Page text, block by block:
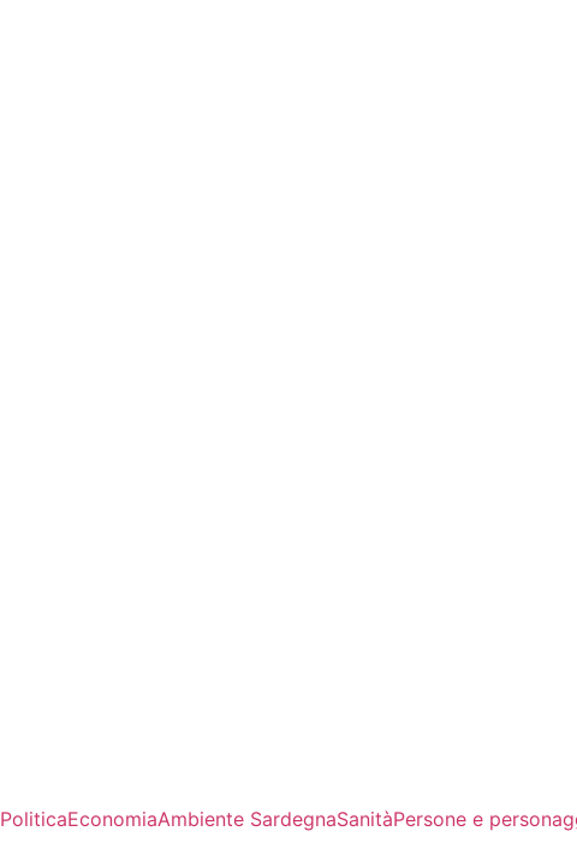
PoliticaEconomiaAmbiente SardegnaSanitàPersone e